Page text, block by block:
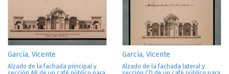
García, Vicente
Alzado de la fachada principal y
García, Vicente
Alzado de la fachada lateral y